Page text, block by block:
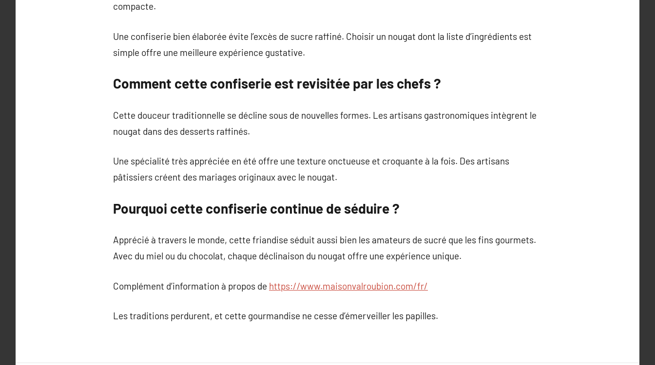
compacte.
Une confiserie bien élaborée évite l’excès de sucre raffiné. Choisir un nougat dont la liste d’ingrédients est
simple offre une meilleure expérience gustative.
Comment cette confiserie est revisitée par les chefs ?
Cette douceur traditionnelle se décline sous de nouvelles formes. Les artisans gastronomiques intègrent le
nougat dans des desserts raffinés.
Une spécialité très appréciée en été offre une texture onctueuse et croquante à la fois. Des artisans
pâtissiers créent des mariages originaux avec le nougat.
Pourquoi cette confiserie continue de séduire ?
Apprécié à travers le monde, cette friandise séduit aussi bien les amateurs de sucré que les fins gourmets.
Avec du miel ou du chocolat, chaque déclinaison du nougat offre une expérience unique.
Complément d’information à propos de https://www.maisonvalroubion.com/fr/
Les traditions perdurent, et cette gourmandise ne cesse d’émerveiller les papilles.